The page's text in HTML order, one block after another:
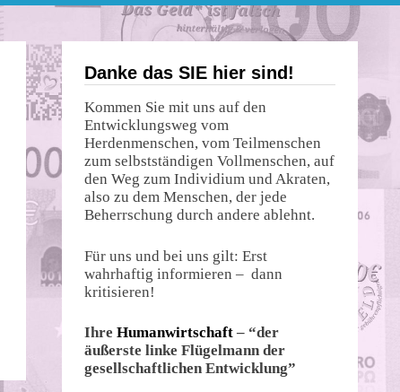
Danke das SIE hier sind!
Kommen Sie mit uns auf den
Entwicklungsweg vom
Herdenmenschen, vom Teilmenschen
zum selbstständigen Vollmenschen, auf
den Weg zum Individium und Akraten,
also zu dem Menschen, der jede
Beherrschung durch andere ablehnt.
Für uns und bei uns gilt: Erst
wahrhaftig informieren – dann
kritisieren!
Ihre Humanwirtschaft – “der
äußerste linke Flügelmann der
gesellschaftlichen Entwicklung”